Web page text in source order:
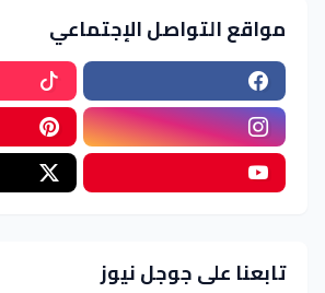
مواقع التواصل الإجتماعي
تابعنا على جوجل نيوز